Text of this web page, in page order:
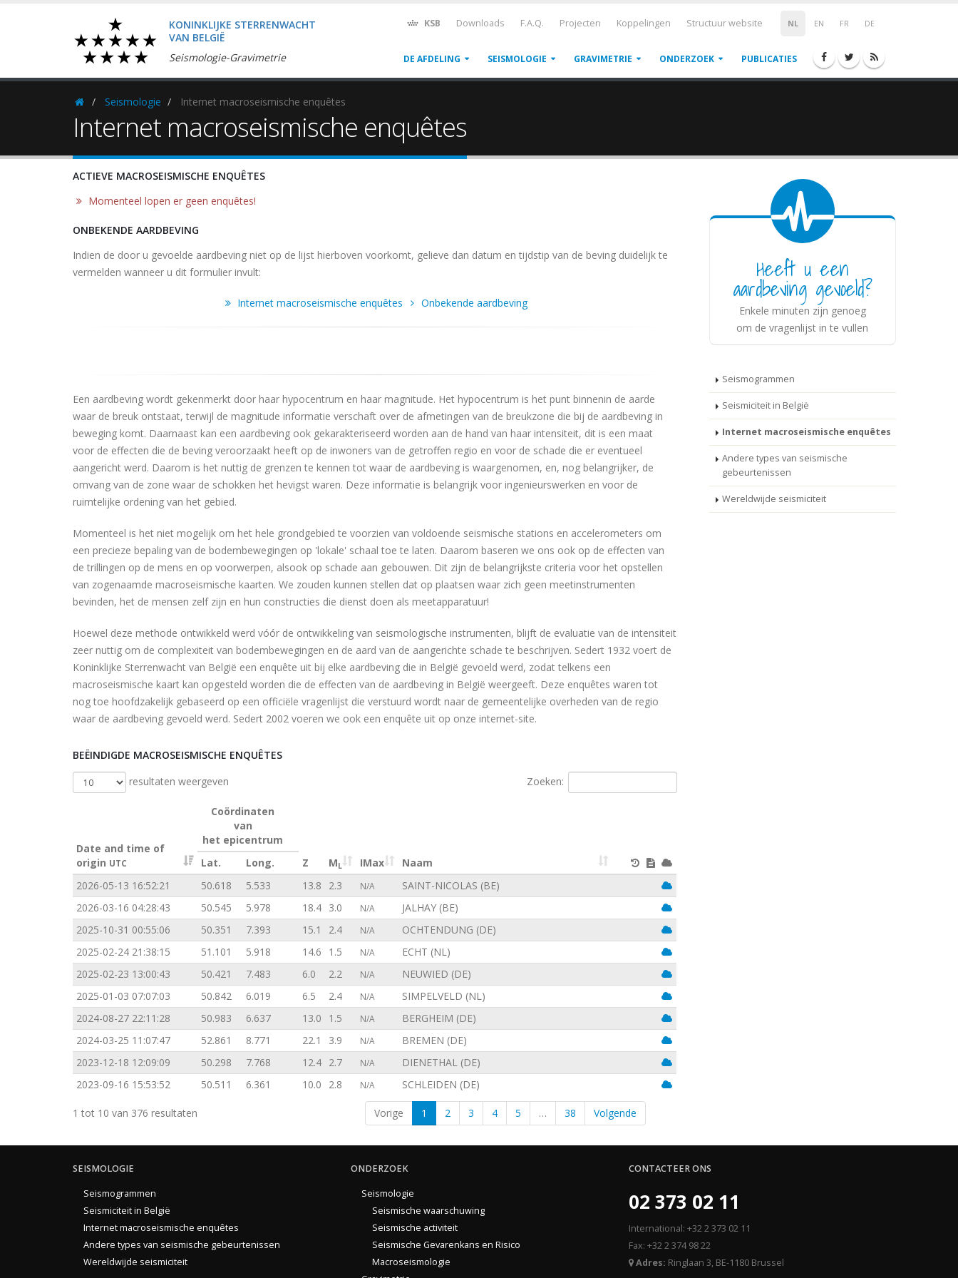
KONINKLIJKE STERRENWACHT
VAN BELGIË
Seismologie-Gravimetrie
NL EN FR DE
KSB Downloads F.A.Q. Projecten Koppelingen Structuur website
DE AFDELING SEISMOLOGIE GRAVIMETRIE ONDERZOEK PUBLICATIES
HomepageSeismologie Internet macroseismische enquêtes
Internet macroseismische enquêtes
ACTIEVE MACROSEISMISCHE ENQUÊTES
Momenteel lopen er geen enquêtes!
ONBEKENDE AARDBEVING
Indien de door u gevoelde aardbeving niet op de lijst hierboven voorkomt, gelieve dan datum en tijdstip van de beving duidelijk te
vermelden wanneer u dit formulier invult:
Internet macroseismische enquêtes Onbekende aardbeving
Een aardbeving wordt gekenmerkt door haar hypocentrum en haar magnitude. Het hypocentrum is het punt binnenin de aarde
waar de breuk ontstaat, terwijl de magnitude informatie verschaft over de afmetingen van de breukzone die bij de aardbeving in
beweging komt. Daarnaast kan een aardbeving ook gekarakteriseerd worden aan de hand van haar intensiteit, dit is een maat
voor de effecten die de beving veroorzaakt heeft op de inwoners van de getroffen regio en voor de schade die er eventueel
aangericht werd. Daarom is het nuttig de grenzen te kennen tot waar de aardbeving is waargenomen, en, nog belangrijker, de
omvang van de zone waar de schokken het hevigst waren. Deze informatie is belangrijk voor ingenieurswerken en voor de
ruimtelijke ordening van het gebied.
Momenteel is het niet mogelijk om het hele grondgebied te voorzien van voldoende seismische stations en accelerometers om
een precieze bepaling van de bodembewegingen op 'lokale' schaal toe te laten. Daarom baseren we ons ook op de effecten van
de trillingen op de mens en op voorwerpen, alsook op schade aan gebouwen. Dit zijn de belangrijkste criteria voor het opstellen
van zogenaamde macroseismische kaarten. We zouden kunnen stellen dat op plaatsen waar zich geen meetinstrumenten
bevinden, het de mensen zelf zijn en hun constructies die dienst doen als meetapparatuur!
Hoewel deze methode ontwikkeld werd vóór de ontwikkeling van seismologische instrumenten, blijft de evaluatie van de intensiteit
zeer nuttig om de complexiteit van bodembewegingen en de aard van de aangerichte schade te beschrijven. Sedert 1932 voert de
Koninklijke Sterrenwacht van België een enquête uit bij elke aardbeving die in België gevoeld werd, zodat telkens een
macroseismische kaart kan opgesteld worden die de effecten van de aardbeving in België weergeeft. Deze enquêtes waren tot
nog toe hoofdzakelijk gebaseerd op een officiële vragenlijst die verstuurd wordt naar de gemeentelijke overheden van de regio
waar de aardbeving gevoeld werd. Sedert 2002 voeren we ook een enquête uit op onze internet-site.
BEËINDIGDE MACROSEISMISCHE ENQUÊTES
resultaten weergeven
Zoeken:
Date and time of
origin UTC
Coördinaten
van
het epicentrum
Z
ML IMax Naam
Lat.
Long.
2026-05-13 16:52:21
50.618 5.533 13.8 2.3 N/A SAINT-NICOLAS (BE)
2026-03-16 04:28:43
50.545 5.978 18.4 3.0 N/A JALHAY (BE)
2025-10-31 00:55:06
50.351 7.393 15.1 2.4 N/A OCHTENDUNG (DE)
2025-02-24 21:38:15
51.101 5.918 14.6 1.5 N/A ECHT (NL)
2025-02-23 13:00:43
50.421 7.483 6.0 2.2 N/A NEUWIED (DE)
2025-01-03 07:07:03
50.842 6.019 6.5 2.4 N/A SIMPELVELD (NL)
2024-08-27 22:11:28
50.983 6.637 13.0 1.5 N/A BERGHEIM (DE)
2024-03-25 11:07:47
52.861 8.771 22.1 3.9 N/A BREMEN (DE)
2023-12-18 12:09:09
50.298 7.768 12.4 2.7 N/A DIENETHAL (DE)
2023-09-16 15:53:52
50.511 6.361 10.0 2.8 N/A SCHLEIDEN (DE)
1 tot 10 van 376 resultaten Vorige 1 2 3 4 5 … 38 Volgende
Heeft u een
aardbeving gevoeld?
Enkele minuten zijn genoeg
om de vragenlijst in te vullen
Seismogrammen
Seismiciteit in België
Internet macroseismische enquêtes
Andere types van seismische
gebeurtenissen
Wereldwijde seismiciteit
SEISMOLOGIE
Seismogrammen
Seismiciteit in België
Internet macroseismische enquêtes
Andere types van seismische gebeurtenissen
Wereldwijde seismiciteit
ONDERZOEK
Seismologie
Seismische waarschuwing
Seismische activiteit
Seismische Gevarenkans en Risico
Macroseismologie
CONTACTEER ONS
02 373 02 11
International: +32 2 373 02 11
Fax: +32 2 374 98 22
Adres: Ringlaan 3, BE-1180 Brussel